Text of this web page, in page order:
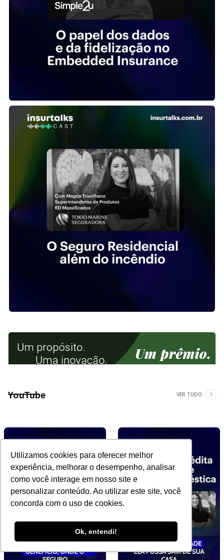
Utilizamos cookies para oferecer melhor
experiência, melhorar o desempenho, analisar
como você interage em nosso site e
personalizar conteúdo. Ao utilizar este site, você
concorda com o uso de cookies.
Ok, entendi!
YouTube VER TUDO